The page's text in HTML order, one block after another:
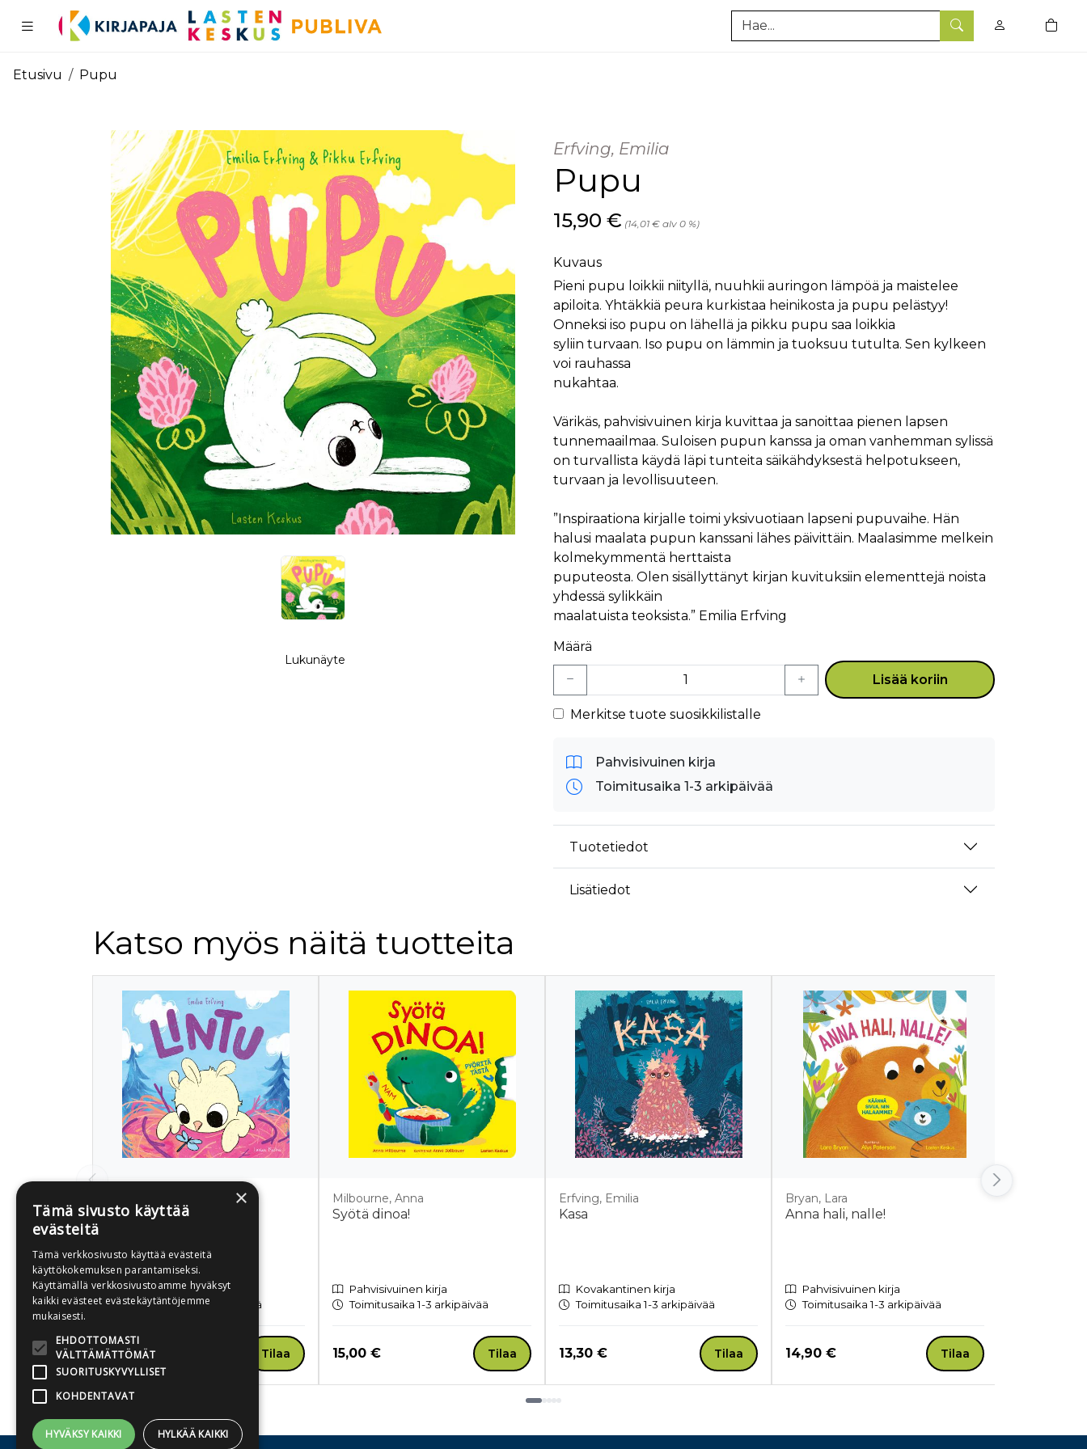
Hae
0
Etusivu Pupu
Lukunäyte
Erfving, Emilia
Pupu
Hinta nyt
15,90 € (14,01 € alv 0 %)
Kuvaus
Pieni pupu loikkii niityllä, nuuhkii auringon lämpöä ja maistelee
apiloita. Yhtäkkiä peura kurkistaa heinikosta ja pupu pelästyy!
Onneksi iso pupu on lähellä ja pikku pupu saa loikkia
syliin turvaan. Iso pupu on lämmin ja tuoksuu tutulta. Sen kylkeen
voi rauhassa
nukahtaa.
Värikäs, pahvisivuinen kirja kuvittaa ja sanoittaa pienen lapsen
tunnemaailmaa. Suloisen pupun kanssa ja oman vanhemman sylissä
on turvallista käydä läpi tunteita säikähdyksestä helpotukseen,
turvaan ja levollisuuteen.
”Inspiraationa kirjalle toimi yksivuotiaan lapseni pupuvaihe. Hän
halusi maalata pupun kanssani lähes päivittäin. Maalasimme melkein
kolmekymmentä herttaista
puputeosta. Olen sisällyttänyt kirjan kuvituksiin elementtejä noista
yhdessä sylikkäin
maalatuista teoksista.” Emilia Erfving
Määrä
Lisää koriin
Merkitse tuote suosikkilistalle
Pahvisivuinen kirja
Toimitusaika 1-3 arkipäivää
Tuotetiedot
Lisätiedot
Katso myös näitä tuotteita
Tuoteluettelon alku
Lintu
Pahvisivuinen kirja
Toimitusaika 1-3 arkipäivää
Hinta nyt
15,90 € Tilaa
Milbourne, Anna
Syötä dinoa!
Pahvisivuinen kirja
Toimitusaika 1-3 arkipäivää
Hinta nyt
15,00 € Tilaa
Erfving, Emilia
Kasa
Kovakantinen kirja
Toimitusaika 1-3 arkipäivää
Hinta nyt
13,30 € Tilaa
Bryan, Lara
Anna hali, nalle!
Pahvisivuinen kirja
Toimitusaika 1-3 arkipäivää
Hinta nyt
14,90 € Tilaa
Tuoteluettelon loppu
×
Tämä sivusto käyttää
evästeitä
Tämä verkkosivusto käyttää evästeitä
käyttökokemuksen parantamiseksi.
Käyttämällä verkkosivustoamme hyväksyt
kaikki evästeet evästekäytäntöjemme
mukaisesti.
EHDOTTOMASTI
VÄLTTÄMÄTTÖMÄT
SUORITUSKYVYLLISET
KOHDENTAVAT
HYVÄKSY KAIKKI HYLKÄÄ KAIKKI